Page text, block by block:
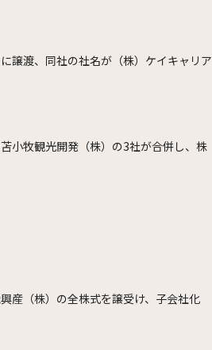
譲渡、同社の社名が（株）ケイキャリア
小牧観光開発（株）の3社が合併し、株
産（株）の全株式を譲受け、子会社化